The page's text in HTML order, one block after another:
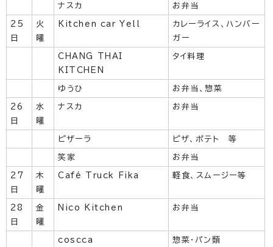
ナスカ お弁当
25
日
火
曜
Kitchen car Yell
カレーライス、ハンバー
ガー
CHANG THAI
KITCHEN
タイ料理
ゆうひ お弁当、惣菜
26
日
水
曜
ナスカ お弁当
ピザーラ ピザ、ポテト 等
笑家 お弁当
27
日
木
曜
Café Truck Fika 軽食、スムージー等
28
日
金
曜
Nico Kitchen お弁当
coscca 惣菜・パン類